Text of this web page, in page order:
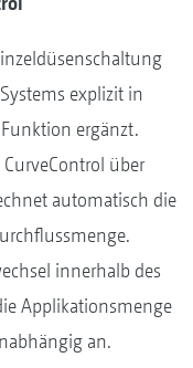
explizit in
ergänzt.
über
automatisch die
innerhalb des
Applikationsmenge
an.